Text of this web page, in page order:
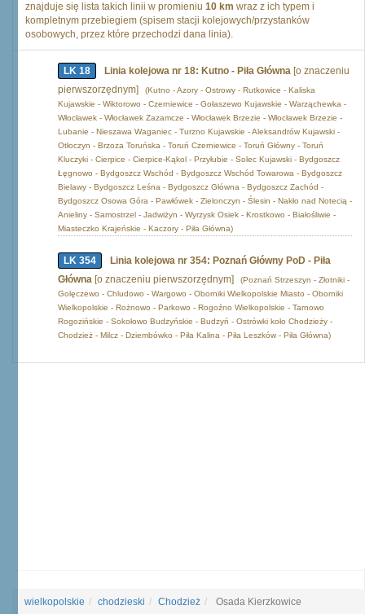
znajduje się lista takich linii w promieniu 10 km wraz z ich typem i
kompletnym przebiegiem (spisem stacji kolejowych/przystanków
osobowych, przez które przechodzi dana linia).
LK 18 Linia kolejowa nr 18: Kutno - Piła Główna [o znaczeniu
pierwszorzędnym]
(Kutno - Azory - Ostrowy - Rutkowice - Kaliska
Kujawskie - Wiktorowo - Czerniewice - Gołaszewo Kujawskie - Warząchewka -
Włocławek - Włocławek Zazamcze - Włocławek Brzezie - Włocławek Brzezie -
Lubanie - Nieszawa Waganiec - Turzno Kujawskie - Aleksandrów Kujawski -
Otłoczyn - Brzoza Toruńska - Toruń Czerniewice - Toruń Główny - Toruń
Kluczyki - Cierpice - Cierpice-Kąkol - Przyłubie - Solec Kujawski - Bydgoszcz
Łęgnowo - Bydgoszcz Wschód - Bydgoszcz Wschód Towarowa - Bydgoszcz
Bielawy - Bydgoszcz Leśna - Bydgoszcz Główna - Bydgoszcz Zachód -
Bydgoszcz Osowa Góra - Pawłówek - Zielonczyn - Ślesin - Nakło nad Notecią -
Anieliny - Samostrzel - Jadwiżyn - Wyrzysk Osiek - Krostkowo - Białośliwie -
Miasteczko Krajeńskie - Kaczory - Piła Główna)
LK 354
Linia kolejowa nr 354: Poznań Główny PoD - Piła
Główna [o znaczeniu pierwszorzędnym]
(Poznań Strzeszyn - Złotniki -
Golęczewo - Chludowo - Wargowo - Oborniki Wielkopolskie Miasto - Oborniki
Wielkopolskie - Rożnowo - Parkowo - Rogoźno Wielkopolskie - Tarnowo
Rogozińskie - Sokołowo Budzyńskie - Budzyń - Ostrówki koło Chodzieży -
Chodzież - Milcz - Dziembówko - Piła Kalina - Piła Leszków - Piła Główna)
wielkopolskie chodzieski Chodzież Osada Kierzkowice